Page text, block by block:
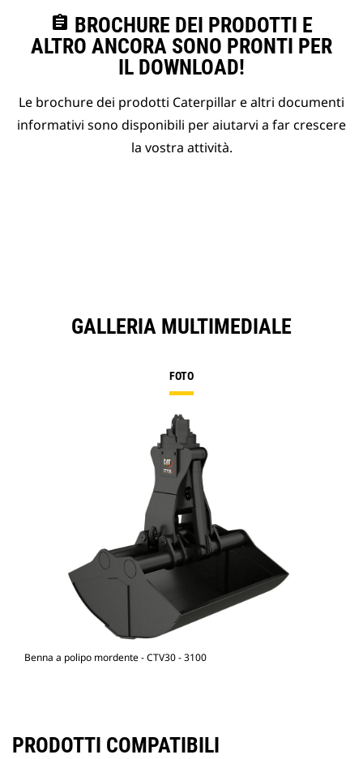
assignment BROCHURE DEI PRODOTTI E
ALTRO ANCORA SONO PRONTI PER
IL DOWNLOAD!
Le brochure dei prodotti Caterpillar e altri documenti
informativi sono disponibili per aiutarvi a far crescere
la vostra attività.
GALLERIA MULTIMEDIALE
FOTO
Benna a polipo mordente - CTV30 - 3100
PRODOTTI COMPATIBILI